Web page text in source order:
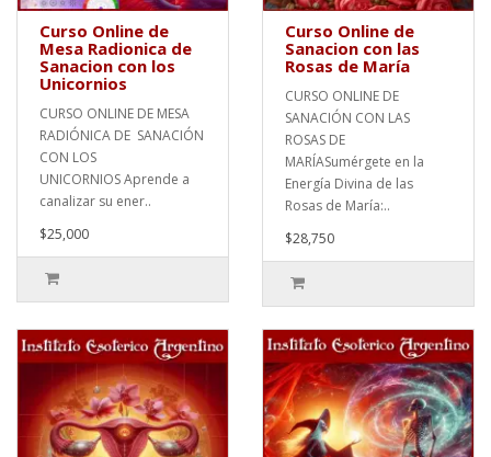
Curso Online de
Mesa Radionica de
Sanacion con los
Unicornios
CURSO ONLINE DE MESA
RADIÓNICA DE SANACIÓN
CON LOS
UNICORNIOS Aprende a
canalizar su ener..
$25,000
Curso Online de
Sanacion con las
Rosas de María
CURSO ONLINE DE
SANACIÓN CON LAS
ROSAS DE
MARÍASumérgete en la
Energía Divina de las
Rosas de María:..
$28,750